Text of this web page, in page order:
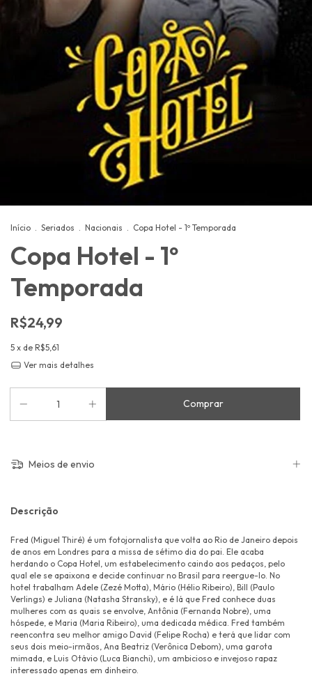
Início . Seriados . Nacionais . Copa Hotel - 1º Temporada
Copa Hotel - 1º
Temporada
R$24,99
5 x de R$5,61
Ver mais detalhes
Meios de envio
Descrição
Fred (Miguel Thiré) é um fotojornalista que volta ao Rio de Janeiro depois
de anos em Londres para a missa de sétimo dia do pai. Ele acaba
herdando o Copa Hotel, um estabelecimento caindo aos pedaços, pelo
qual ele se apaixona e decide continuar no Brasil para reergue-lo. No
hotel trabalham Adele (Zezé Motta), Mário (Hélio Ribeiro), Bill (Paulo
Verlings) e Juliana (Natasha Stransky), e é lá que Fred conhece duas
mulheres com as quais se envolve, Antônia (Fernanda Nobre), uma
hóspede, e Maria (Maria Ribeiro), uma dedicada médica. Fred também
reencontra seu melhor amigo David (Felipe Rocha) e terá que lidar com
seus dois meio-irmãos, Ana Beatriz (Verônica Debom), uma garota
mimada, e Luis Otávio (Luca Bianchi), um ambicioso e invejoso rapaz
interessado apenas em dinheiro.